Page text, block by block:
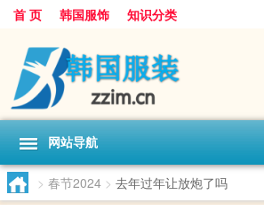
首 页 韩国服饰 知识分类
网站导航
> 春节2024 > 去年过年让放炮了吗